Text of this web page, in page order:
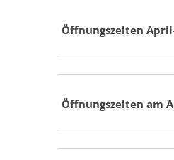
Öffnungszeiten
Öffnungszeiten am